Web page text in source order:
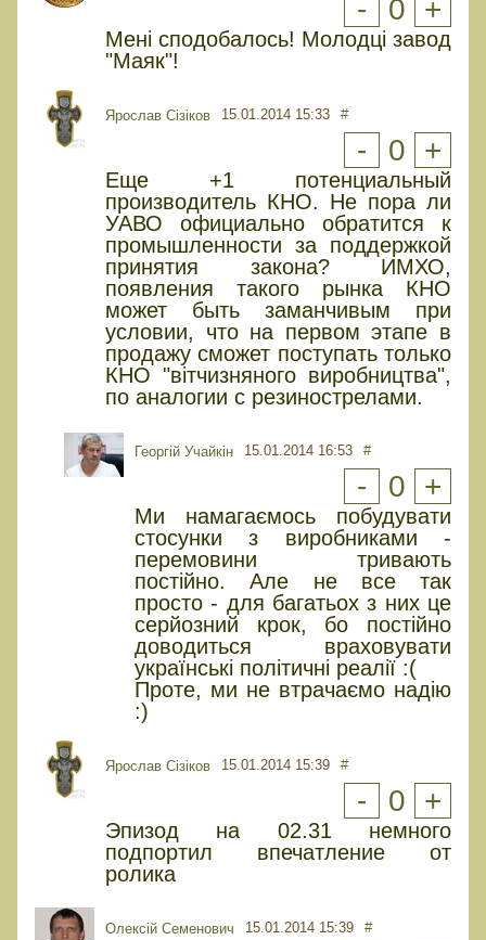
- 0 +
Мені сподобалось! Молодці завод
"Маяк"!
Ярослав Сізіков 15.01.2014 15:33 #
- 0 +
Еще +1 потенциальный
производитель КНО. Не пора ли
УАВО официально обратится к
промышленности за поддержкой
принятия закона? ИМХО,
появления такого рынка КНО
может быть заманчивым при
условии, что на первом этапе в
продажу сможет поступать только
КНО "вітчизняного виробництва",
по аналогии с резинострелами.
Георгій Учайкін 15.01.2014 16:53 #
- 0 +
Ми намагаємось побудувати
стосунки з виробниками -
перемовини тривають
постійно. Але не все так
просто - для багатьох з них це
серйозний крок, бо постійно
доводиться враховувати
українські політичні реалії :(
Проте, ми не втрачаємо надію
:)
Ярослав Сізіков 15.01.2014 15:39 #
- 0 +
Эпизод на 02.31 немного
подпортил впечатление от
ролика
Олексій Семенович 15.01.2014 15:39 #